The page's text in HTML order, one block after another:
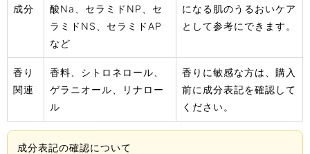
成分
酸Na、セラミドNP、セ
ラミドNS、セラミドAP
など
になる肌のうるおいケア
として参考にできます。
香り
関連
香料、シトロネロール、
ゲラニオール、リナロー
ル
香りに敏感な方は、購入
前に成分表記を確認して
ください。
成分表記の確認について